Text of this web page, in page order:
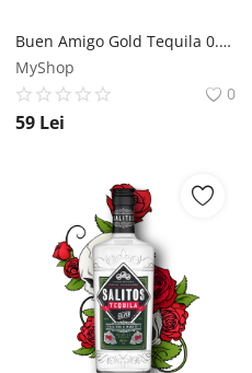
Buen Amigo Gold Tequila 0.7L Buen Amigo
MyShop
0
59 Lei